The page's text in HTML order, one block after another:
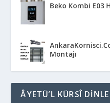
Beko Kombi E03
Montajı
ÂYETÜ’L KÜRSÎ DINLE